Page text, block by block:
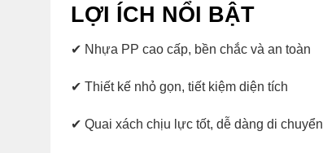
LỢI ÍCH NỔI BẬT
✔ Nhựa PP cao cấp, bền chắc và an toàn
✔ Thiết kế nhỏ gọn, tiết kiệm diện tích
✔ Quai xách chịu lực tốt, dễ dàng di chuyển